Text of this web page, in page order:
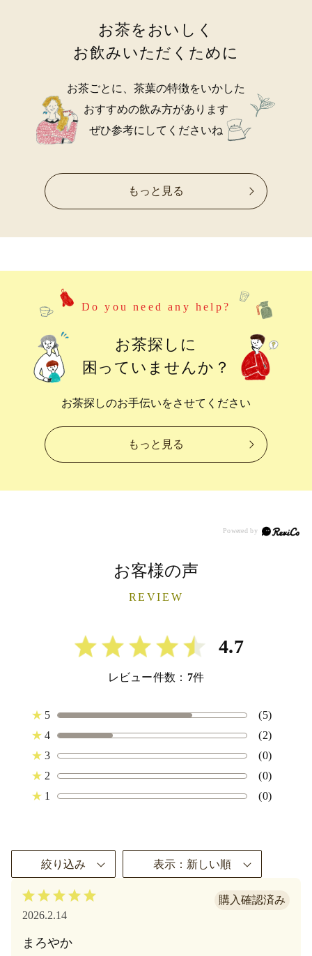
お茶をおいしく
お飲みいただくために
お茶ごとに、茶葉の特徴をいかした
おすすめの飲み方があります
ぜひ参考にしてくださいね
もっと見る
Do you need any help?
お茶探しに
困っていませんか？
お茶探しのお手伝いをさせてください
もっと見る
お客様の声
REVIEW
4.7
レビュー件数： 7件
★ 5
(5)
★ 4
(2)
★ 3
(0)
★ 2
(0)
★ 1 (0)
絞り込み 表示：新しい順
2026.2.14
まろやか